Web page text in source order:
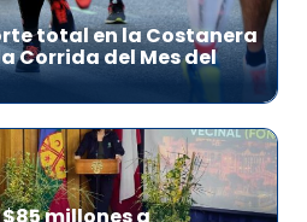
total en la Costanera
Corrida del Mes del